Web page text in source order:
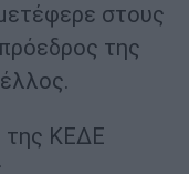
στους
της
της ΚΕΔΕ